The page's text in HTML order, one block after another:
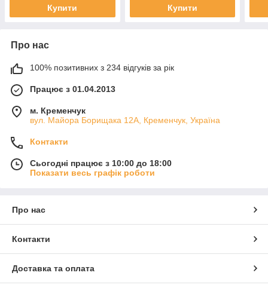
Купити Купити
Про нас
100% позитивних з 234 відгуків за рік
Працює з 01.04.2013
м. Кременчук
вул. Майора Борищака 12А, Кременчук, Україна
Контакти
Сьогодні працює з 10:00 до 18:00
Показати весь графік роботи
Про нас
Контакти
Доставка та оплата